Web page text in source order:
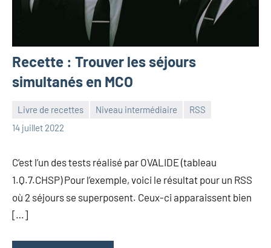
Recette : Trouver les séjours
simultanés en MCO
Livre de recettes Niveau intermédiaire
RSS
14 juillet 2022
Frédéric
Aucun
C’est l’un des tests réalisé par OVALIDE (tableau
1.Q.7.CHSP) Pour l’exemple, voici le résultat pour un RSS
où 2 séjours se superposent. Ceux-ci apparaissent bien
[…]